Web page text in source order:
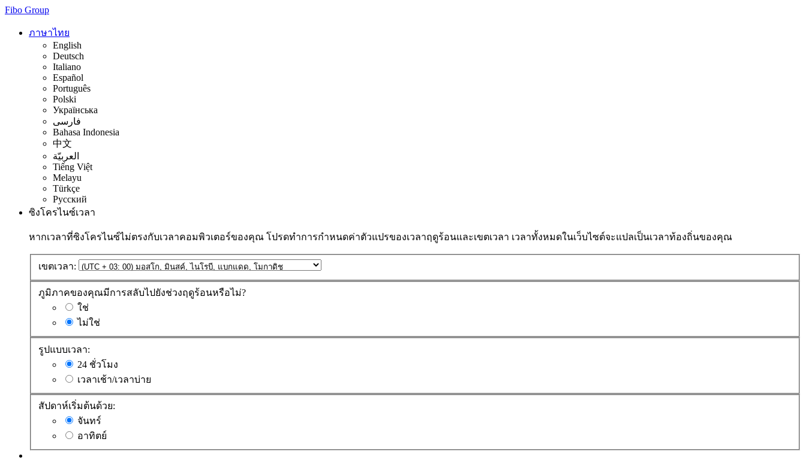
Fibo Group
ภาษาไทย
English
Deutsch
Italiano
Español
Português
Polski
Українська
فارسی
Bahasa Indonesia
中文
العربيّة
Tiếng Việt
Melayu
Türkçe
Русский
ซิงโครไนซ์เวลา
หากเวลาที่ซิงโครไนซ์ไม่ตรงกับเวลาคอมพิวเตอร์ของคุณ โปรดทำการกำหนดค่าตัวแปรของเวลาฤดูร้อนและเขตเวลา เวลาทั้งหมดในเว็บไซต์จะแปลเป็นเวลาท้องถิ่นของคุณ
เขตเวลา:
ภูมิภาคของคุณมีการสลับไปยังช่วงฤดูร้อนหรือไม่?
ใช่
ไม่ใช่
รูปแบบเวลา:
24 ชั่วโมง
เวลาเช้า/เวลาบ่าย
สัปดาห์เริ่มต้นด้วย:
จันทร์
อาทิตย์